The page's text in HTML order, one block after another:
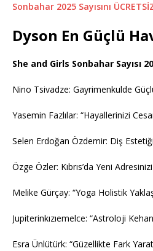
Sonbahar 2025 Sayısını
Dyson En Güçlü
She and Girls Sonbahar Sayısı
Nino Tsivadze: Gayrimenkulde
Yasemin Fazlılar: “Hayallerinizi
Selen Erdoğan Özdemir: Diş
Özge Özler: Kıbrıs’da Yeni
Melike Gürçay: “Yoga Holistik
Jupiterinkızıemelce: “Astroloji
Esra Ünlütürk: “Güzellikte Fark